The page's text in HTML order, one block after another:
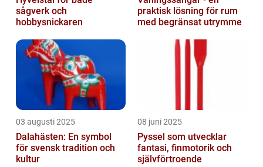
sågverk och
hobbysnickaren
praktisk lösning för rum
med begränsat utrymme
03 augusti 2025
Dalahästen: En symbol
för svensk tradition och
kultur
08 juni 2025
Pyssel som utvecklar
fantasi, finmotorik och
självförtroende